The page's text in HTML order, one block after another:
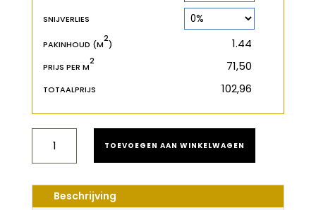
SNIJVERLIES
PAKINHOUD (M
2
)
PRIJS PER M
2
TOTAALPRIJS
PLATFORM
BRUIN
60X120
AANTAL
TOEVOEGEN AAN WINKELWAGEN
Beschrijving